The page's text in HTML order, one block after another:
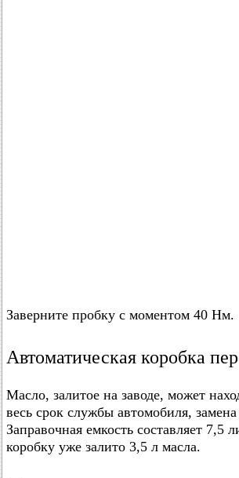
Заверните пробку с моментом 40 Нм.
Автоматическая коробка
Масло, залитое на заводе, может
весь срок службы автомобиля, замена
Заправочная емкость составляет 7,5
коробку уже залито 3,5 л масла.